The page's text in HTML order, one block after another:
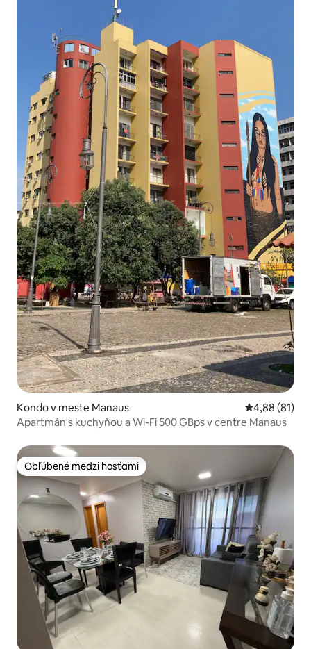
Kondo v meste Manaus Priemerné
4,88 (81)
Apartmán s kuchyňou a Wi-Fi 500 GBps v centre Manaus
Obľúbené medzi hosťami
Obľúbené medzi hosťami